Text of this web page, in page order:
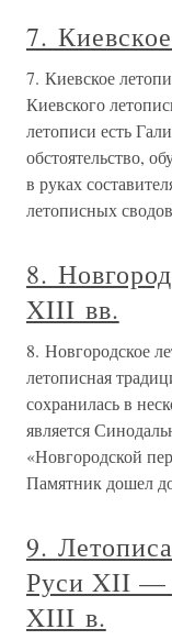
7.
7. Киевское
Киевского
летописи есть
обстоятельство,
в руках
летописных
8.
XIII вв.
8. Новгородское
летописная
сохранилась в
является
«Новгородской
Памятник дошел
9.
Руси XII —
XIII в.